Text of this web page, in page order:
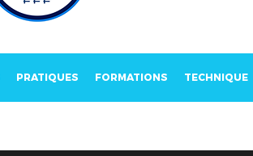
PRATIQUES FORMATIONS TECHNIQUE